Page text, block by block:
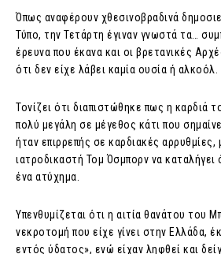
Όπως αναφέρουν χθεσινοβραδινά
Τύπο, την Τετάρτη έγιναν γνωστά τα…
έρευνα που έκανα και οι βρετανικές
ότι δεν είχε λάβει καμία ουσία ή αλκοόλ.
Τονίζει ότι διαπιστώθηκε πως η καρδιά
πολύ μεγάλη σε μέγεθος κάτι που
ήταν επιρρεπής σε καρδιακές
ιατροδικαστή Τομ Όσμπορν να
ένα ατύχημα.
Υπενθυμίζεται ότι η αιτία θανάτου του
νεκροτομή που είχε γίνει στην Ελλάδα,
εντός ύδατος», ενώ είχαν ληφθεί και